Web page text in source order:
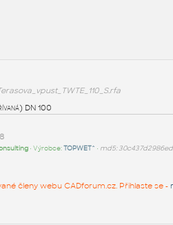
DN 100
• Výrobce:TOPWET^ • md5:
členy webu CADforum.cz. Přihlaste se -